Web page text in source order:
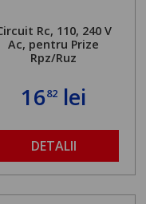
Rc, 110, 240 V
Ac, pentru Prize
Rpz/Ruz
1682 lei
DETALII